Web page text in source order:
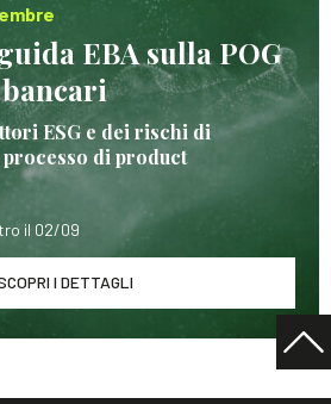
EBA sulla POG
ESG e dei rischi di
di product
il 02/09
I DETTAGLI